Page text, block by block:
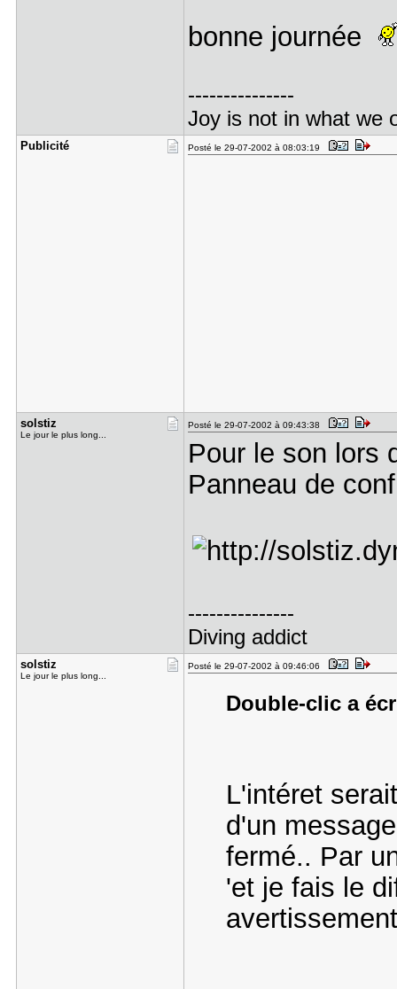
bonne journée
---------------
Joy is not in what we
Publicité Posté le 29-07-2002 à 08:03:19
solstiz
Le jour le plus long...
Posté le 29-07-2002 à 09:43:38
Pour le son lors
Panneau de
---------------
Diving addict
solstiz
Le jour le plus long...
Posté le 29-07-2002 à 09:46:06
Double-clic a
L'intéret
d'un
fermé.. Par
'et je fais le